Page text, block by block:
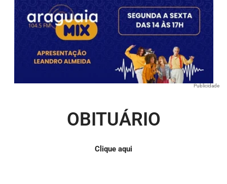
Publicidade
OBITUÁRIO
Clique aqui